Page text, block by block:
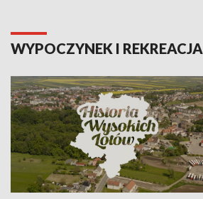
WYPOCZYNEK I REKREACJA